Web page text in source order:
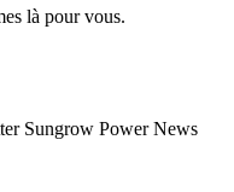
là pour vous.
Sungrow Power News